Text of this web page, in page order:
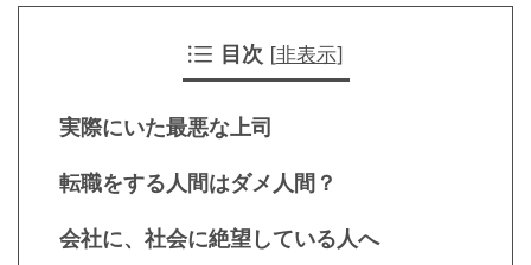
目次 [非表示]
実際にいた最悪な上司
転職をする人間はダメ人間？
会社に、社会に絶望している人へ